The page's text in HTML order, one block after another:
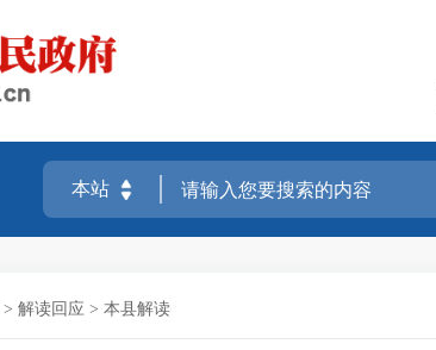
> 解读回应 > 本县解读